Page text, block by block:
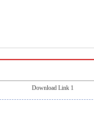
Download Link 1